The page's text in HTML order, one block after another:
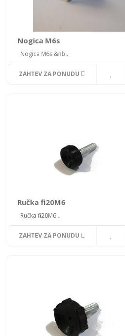
Nogica M6s
Nogica M6s &nb..
ZAHTEV ZA PONUDU
Ručka fi20M6
Ručka fi20M6 ..
ZAHTEV ZA PONUDU